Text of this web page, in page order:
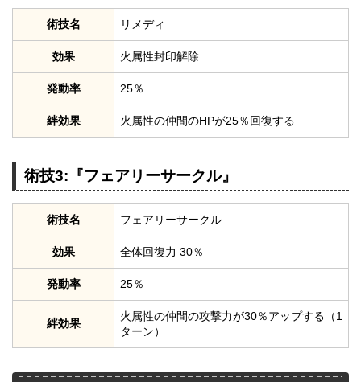
術技名 リメディ
効果 火属性封印解除
発動率 25％
絆効果 火属性の仲間のHPが25％回復する
術技3:『フェアリーサークル』
術技名 フェアリーサークル
効果 全体回復力 30％
発動率 25％
絆効果
火属性の仲間の攻撃力が30％アップする（1
ターン）